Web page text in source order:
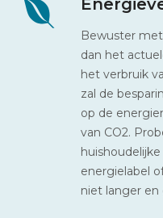
Bewuster
dan het
het verbruik
zal de
op de
van CO2.
energielabel
niet langer en